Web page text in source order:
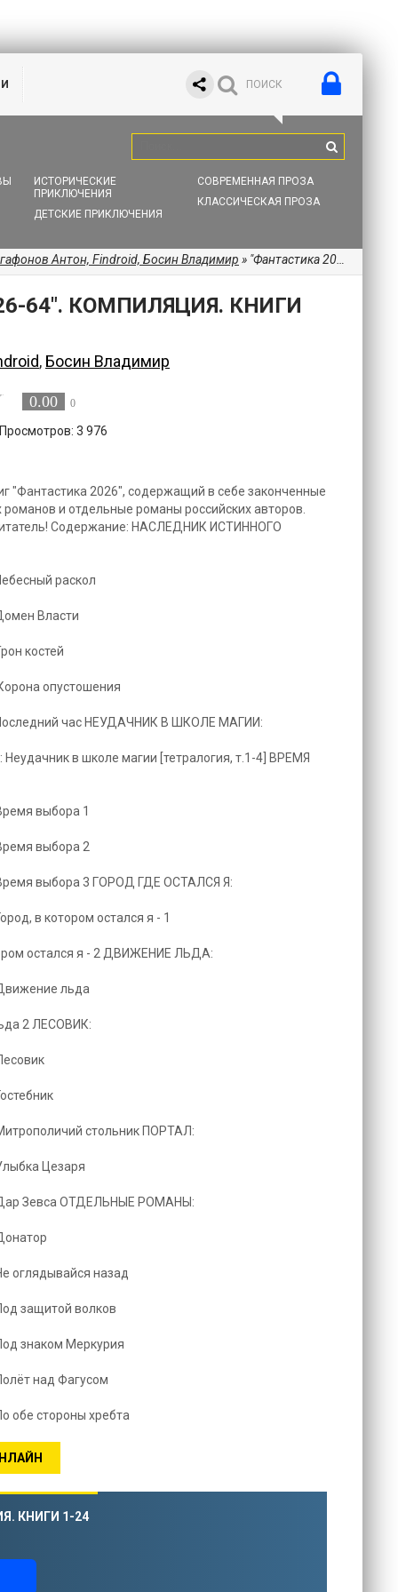
ИСТОРИЧЕСКИЕ
ПРИКЛЮЧЕНИЯ
ДЕТСКИЕ ПРИКЛЮЧЕНИЯ
СОВРЕМЕННАЯ ПРОЗА
КЛАССИЧЕСКАЯ ПРОЗА
Антон, Findroid, Босин Владимир » "Фантастика 2026-64". Компиляция. Книги 1-24
64". КОМПИЛЯЦИЯ. КНИГИ
, Босин Владимир
0.00 0
3 976
"Фантастика 2026", содержащий в себе законченные
и отдельные романы российских авторов.
Содержание: НАСЛЕДНИК ИСТИННОГО
раскол
Власти
костей
опустошения
час НЕУДАЧНИК В ШКОЛЕ МАГИИ:
в школе магии [тетралогия, т.1-4] ВРЕМЯ
выбора 1
выбора 2
выбора 3 ГОРОД ГДЕ ОСТАЛСЯ Я:
в котором остался я - 1
остался я - 2 ДВИЖЕНИЕ ЛЬДА:
льда
2 ЛЕСОВИК:
стольник ПОРТАЛ:
Цезаря
Дар Зевса ОТДЕЛЬНЫЕ РОМАНЫ:
оглядывайся назад
защитой волков
знаком Меркурия
над Фагусом
Босин: По обе стороны хребта
КНИГИ 1-24